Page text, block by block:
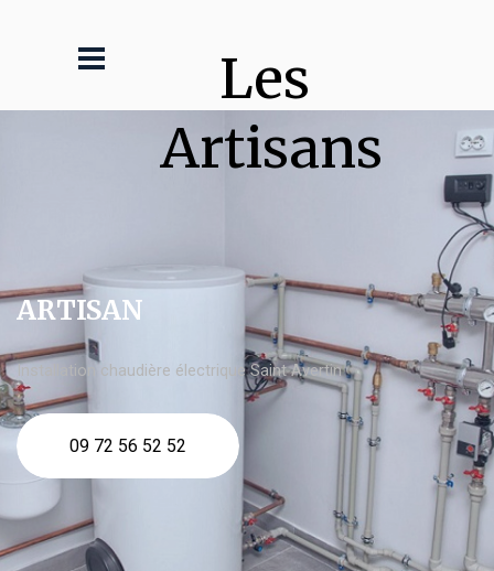
Les
Artisans
ARTISAN
Installation chaudière électrique Saint Avertin
09 72 56 52 52